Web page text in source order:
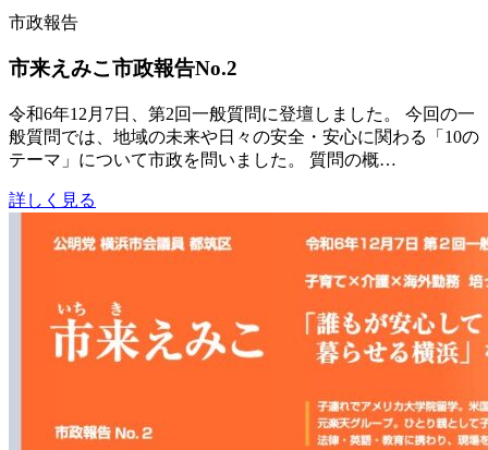
市政報告
市来えみこ市政報告No.2
令和6年12月7日、第2回一般質問に登壇しました。 今回の一
般質問では、地域の未来や日々の安全・安心に関わる「10の
テーマ」について市政を問いました。 質問の概…
詳しく見る